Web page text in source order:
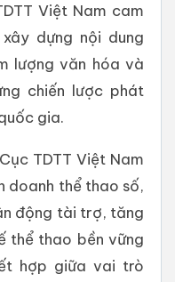
Việt Nam cam
dựng nội dung
lượng văn hóa và
chiến lược phát
gia.
TDTT Việt Nam
doanh thể thao số,
động tài trợ, tăng
thể thao bền vững
hợp giữa vai trò